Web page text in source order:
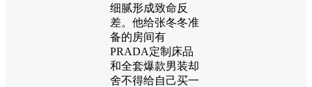
细腻形成致命反
差。他给张冬冬准
备的房间有
PRADA定制床品
和全套爆款男装却
舍不得给自己买一